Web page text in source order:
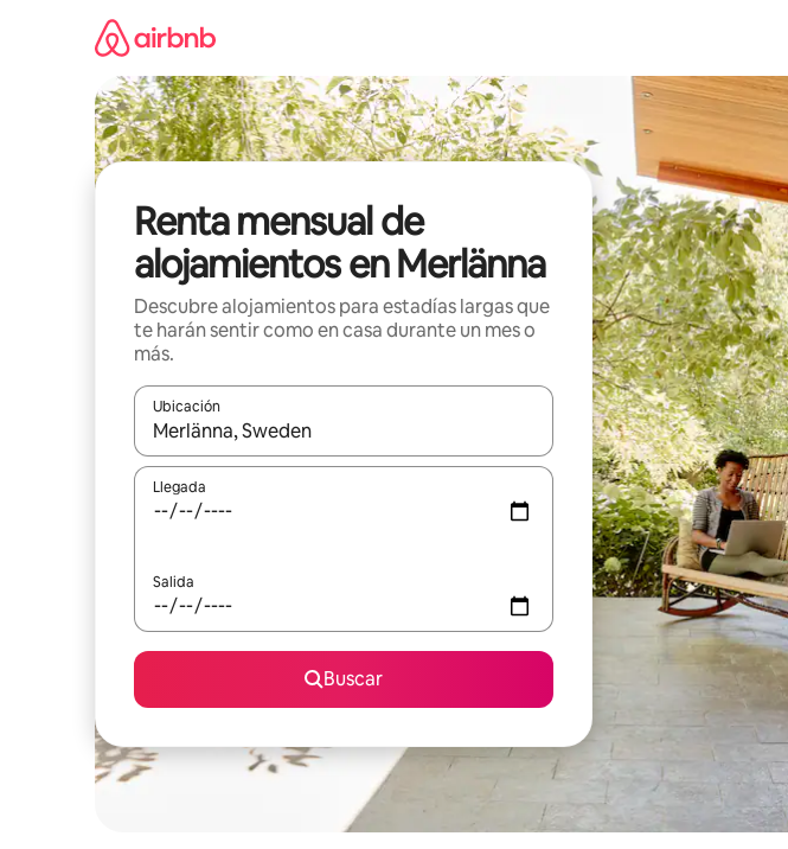
Renta mensual de
alojamientos en Merlänna
Descubre alojamientos para estadías largas que
te harán sentir como en casa durante un mes o
más.
Ubicación
Cuando los resultados estén disponibles, navega con las teclas de flecha hacia
Llegada
Salida
Buscar